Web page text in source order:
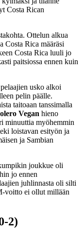
Costa Rican
Ottelun alkua
Costa Rica määräsi
Costa Rica luuli jo
paitsiossa ennen kuin
usko alkoi
pelin päälle.
taitoaan tanssimalla
Vegan hieno
minuuttia myöhemmin
loistavan esityön ja
ja Sambian
joukkue oli
jo ennen
juhlinnasta oli silti
voitto ei ollut millään
2)